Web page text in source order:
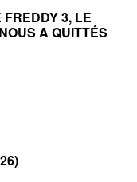
3, LE
A QUITTÉS